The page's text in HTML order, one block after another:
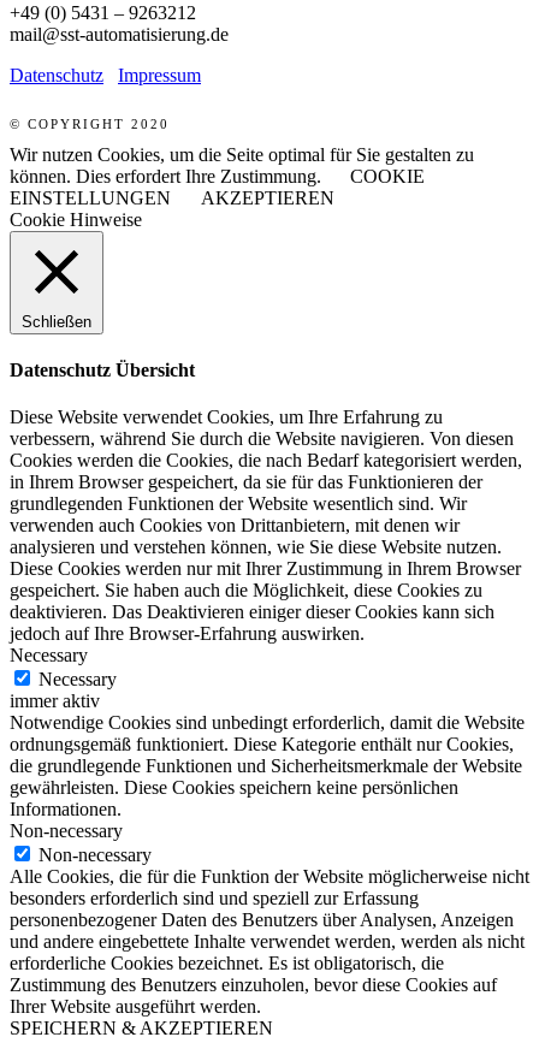
+49 (0) 5431 – 9263212
mail@sst-automatisierung.de
Datenschutz
Impressum
© COPYRIGHT 2020
Wir nutzen Cookies, um die Seite optimal für Sie gestalten zu
können. Dies erfordert Ihre Zustimmung.
COOKIE
EINSTELLUNGEN
AKZEPTIEREN
Cookie Hinweise
Schließen
Datenschutz Übersicht
Diese Website verwendet Cookies, um Ihre Erfahrung zu
verbessern, während Sie durch die Website navigieren. Von diesen
Cookies werden die Cookies, die nach Bedarf kategorisiert werden,
in Ihrem Browser gespeichert, da sie für das Funktionieren der
grundlegenden Funktionen der Website wesentlich sind. Wir
verwenden auch Cookies von Drittanbietern, mit denen wir
analysieren und verstehen können, wie Sie diese Website nutzen.
Diese Cookies werden nur mit Ihrer Zustimmung in Ihrem Browser
gespeichert. Sie haben auch die Möglichkeit, diese Cookies zu
deaktivieren. Das Deaktivieren einiger dieser Cookies kann sich
jedoch auf Ihre Browser-Erfahrung auswirken.
Necessary
Necessary
immer aktiv
Notwendige Cookies sind unbedingt erforderlich, damit die Website
ordnungsgemäß funktioniert. Diese Kategorie enthält nur Cookies,
die grundlegende Funktionen und Sicherheitsmerkmale der Website
gewährleisten. Diese Cookies speichern keine persönlichen
Informationen.
Non-necessary
Non-necessary
Alle Cookies, die für die Funktion der Website möglicherweise nicht
besonders erforderlich sind und speziell zur Erfassung
personenbezogener Daten des Benutzers über Analysen, Anzeigen
und andere eingebettete Inhalte verwendet werden, werden als nicht
erforderliche Cookies bezeichnet. Es ist obligatorisch, die
Zustimmung des Benutzers einzuholen, bevor diese Cookies auf
Ihrer Website ausgeführt werden.
SPEICHERN & AKZEPTIEREN